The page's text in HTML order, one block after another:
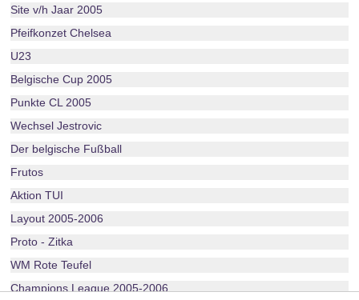
Site v/h Jaar 2005
Pfeifkonzet Chelsea
U23
Belgische Cup 2005
Punkte CL 2005
Wechsel Jestrovic
Der belgische Fußball
Frutos
Aktion TUI
Layout 2005-2006
Proto - Zitka
WM Rote Teufel
Champions League 2005-2006